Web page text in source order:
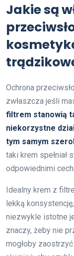
Jakie są
Ochrona
zwłaszcza jeśli
filtrem stanowią
niekorzystne
tym samym
taki krem spełniał
odpowiednimi
Idealny krem z
lekką
niezwykle istotne
znaczy, żeby nie
mogłoby